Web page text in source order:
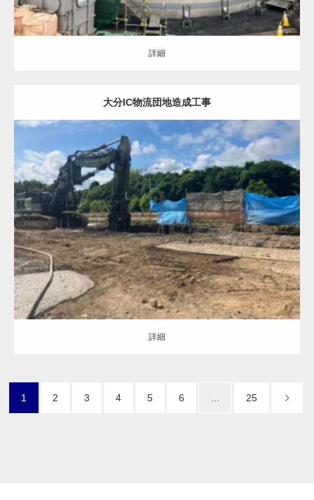
詳細
大分IC物流団地造成工事
地盤改良（ALL） 補強土壁の基礎
詳細
詳細
1 2 3 4 5 6 … 25